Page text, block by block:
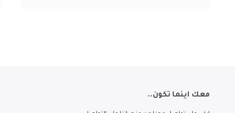
معك اينما تكون..